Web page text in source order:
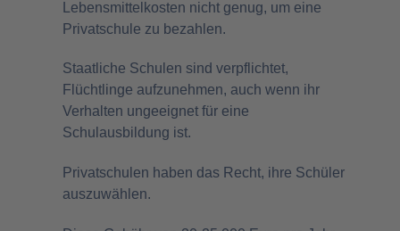
Lebensmittelkosten nicht genug, um eine
Privatschule zu bezahlen.
Staatliche Schulen sind verpflichtet,
Flüchtlinge aufzunehmen, auch wenn ihr
Verhalten ungeeignet für eine
Schulausbildung ist.
Privatschulen haben das Recht, ihre Schüler
auszuwählen.